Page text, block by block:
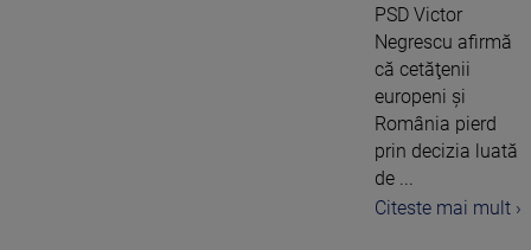
PSD Victor
Negrescu afirmă
că cetăţenii
europeni şi
România pierd
prin decizia luată
de ...
Citeste mai mult ›